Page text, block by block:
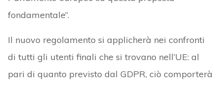
fondamentale”.
Il nuovo regolamento si applicherà nei confronti
di tutti gli utenti finali che si trovano nell’UE: al
pari di quanto previsto dal GDPR, ciò comporterà